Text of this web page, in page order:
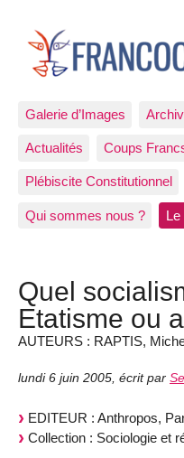
Galerie d’Images
Actualités Coups
Plébiscite Constitutionnel
Qui sommes nous ? Le
Quel
Etatisme ou
AUTEURS : RAPTIS,
lundi 6 juin 2005, écrit par
EDITEUR : Anthropos,
Collection : Sociologie et